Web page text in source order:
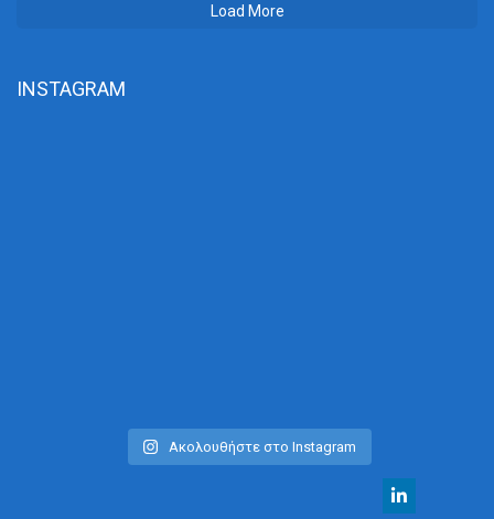
Load More
INSTAGRAM
Ακολουθήστε στο Instagram